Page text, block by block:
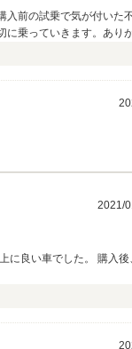
入前の試乗で気が付いた
に乗っていきます。あり
2021/
に良い車でした。 購入